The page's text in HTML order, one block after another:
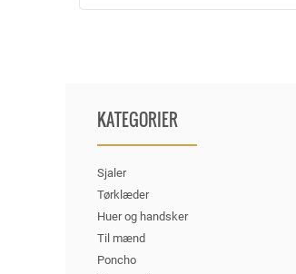
KATEGORIER
Sjaler
Tørklæder
Huer og handsker
Til mænd
Poncho